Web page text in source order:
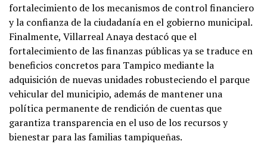
fortalecimiento de los mecanismos de control financiero
y la confianza de la ciudadanía en el gobierno municipal.
Finalmente, Villarreal Anaya destacó que el
fortalecimiento de las finanzas públicas ya se traduce en
beneficios concretos para Tampico mediante la
adquisición de nuevas unidades robusteciendo el parque
vehicular del municipio, además de mantener una
política permanente de rendición de cuentas que
garantiza transparencia en el uso de los recursos y
bienestar para las familias tampiqueñas.